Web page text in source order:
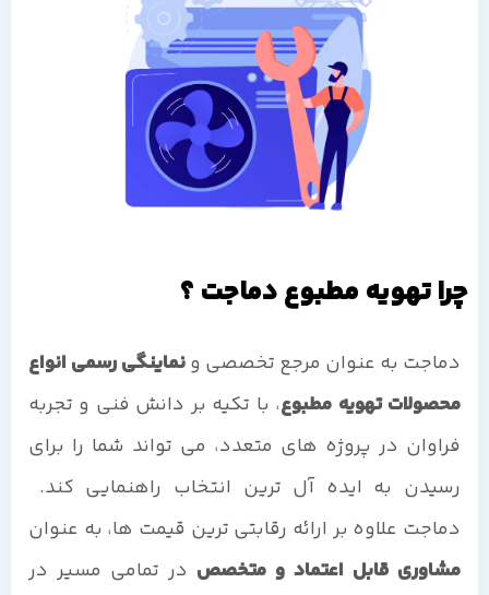
چرا تهویه مطبوع دماجت ؟
دماجت به عنوان مرجع تخصصی ونماینگی رسمی انواع
محصولات تهویه مطبوع، با تکیه بر دانش فنی و تجربه
فراوان در پروژه های متعدد، می تواند شما را برای
رسیدن به ایده آل ترین انتخاب راهنمایی کند.
دماجت علاوه بر ارائه رقابتی ترین قیمت ها، به عنوان
مشاوری قابل اعتماد و متخصص در تمامی مسیر در